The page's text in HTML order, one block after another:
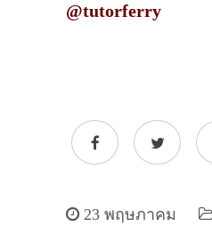
@tutorferry
23 พฤษภาคม